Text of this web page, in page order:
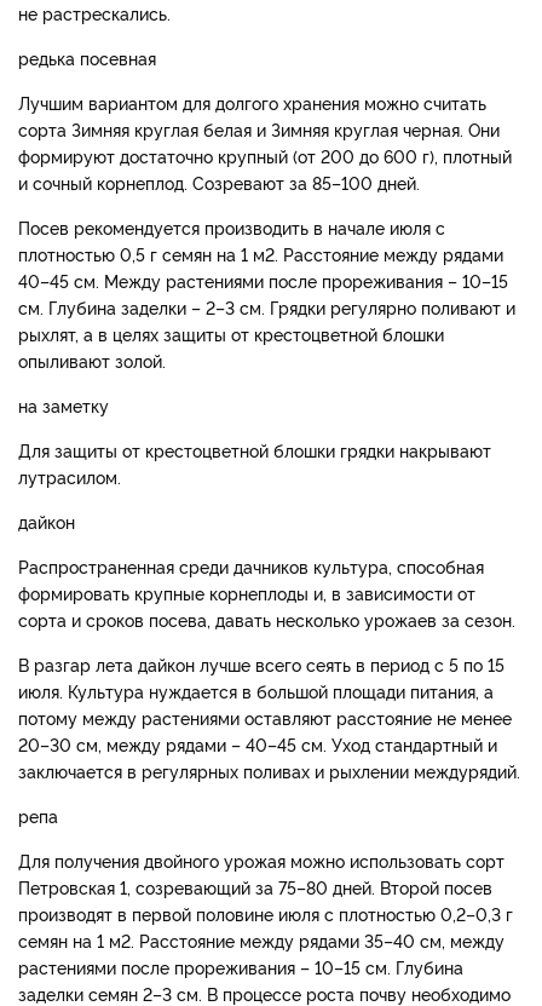
не растрескались.
редька посевная
Лучшим вариантом для долгого хранения можно считать
сорта Зимняя круглая белая и Зимняя круглая черная. Они
формируют достаточно крупный (от 200 до 600 г), плотный
и сочный корнеплод. Созревают за 85–100 дней.
Посев рекомендуется производить в начале июля с
плотностью 0,5 г семян на 1 м2. Расстояние между рядами
40–45 см. Между растениями после прореживания – 10–15
см. Глубина заделки – 2–3 см. Грядки регулярно поливают и
рыхлят, а в целях защиты от крестоцветной блошки
опыливают золой.
на заметку
Для защиты от крестоцветной блошки грядки накрывают
лутрасилом.
дайкон
Распространенная среди дачников культура, способная
формировать крупные корнеплоды и, в зависимости от
сорта и сроков посева, давать несколько урожаев за сезон.
В разгар лета дайкон лучше всего сеять в период с 5 по 15
июля. Культура нуждается в большой площади питания, а
потому между растениями оставляют расстояние не менее
20–30 см, между рядами – 40–45 см. Уход стандартный и
заключается в регулярных поливах и рыхлении междурядий.
репа
Для получения двойного урожая можно использовать сорт
Петровская 1, созревающий за 75–80 дней. Второй посев
производят в первой половине июля с плотностью 0,2–0,3 г
семян на 1 м2. Расстояние между рядами 35–40 см, между
растениями после прореживания – 10–15 см. Глубина
заделки семян 2–3 см. В процессе роста почву необходимо